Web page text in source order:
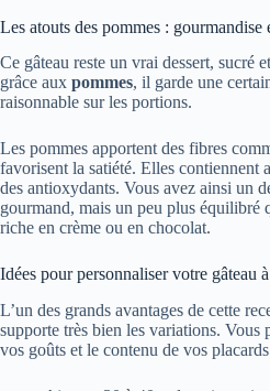
Idées pour personnaliser votre gâteau à
L’un des grands avantages de cette
supporte très bien les variations. Vous
Ajoutez 30 à 40 g de noix,
concassées dans la pâte pour
Remplacez la cannelle par une
vanille en poudre.
sur les pommes en fin de
Incorporez une petite poignée de
cranberries dans la pâte.
Mélangez pommes et poires